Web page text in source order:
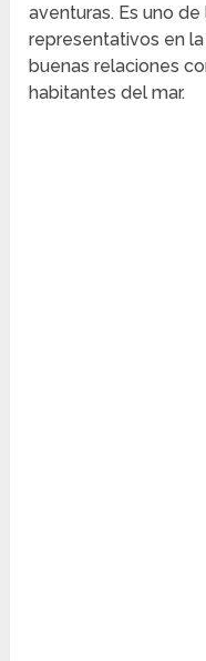
aventuras. Es uno
representativos en
buenas relaciones
habitantes del mar.